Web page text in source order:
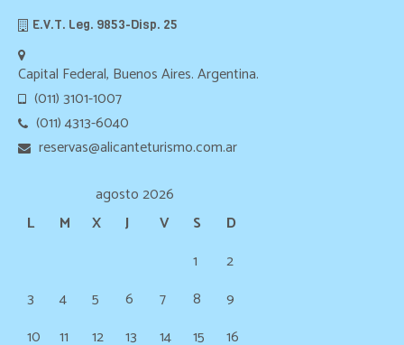
E.V.T. Leg. 9853-Disp. 25
Capital Federal, Buenos Aires. Argentina.
(011) 3101-1007
(011) 4313-6040
reservas@alicanteturismo.com.ar
agosto 2026
L
M X J V S
D
1
2
3
4 5 6 7 8
9
10
11 12 13 14 15 16